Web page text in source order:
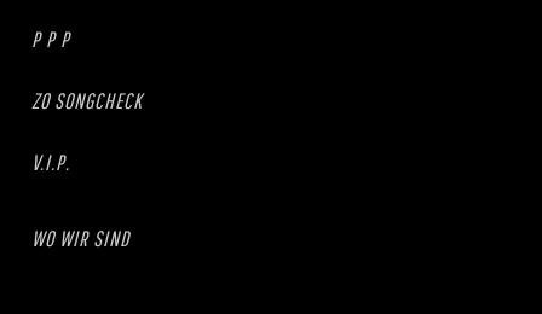
P P P
ZO SONGCHECK
V.I.P.
WO WIR SIND